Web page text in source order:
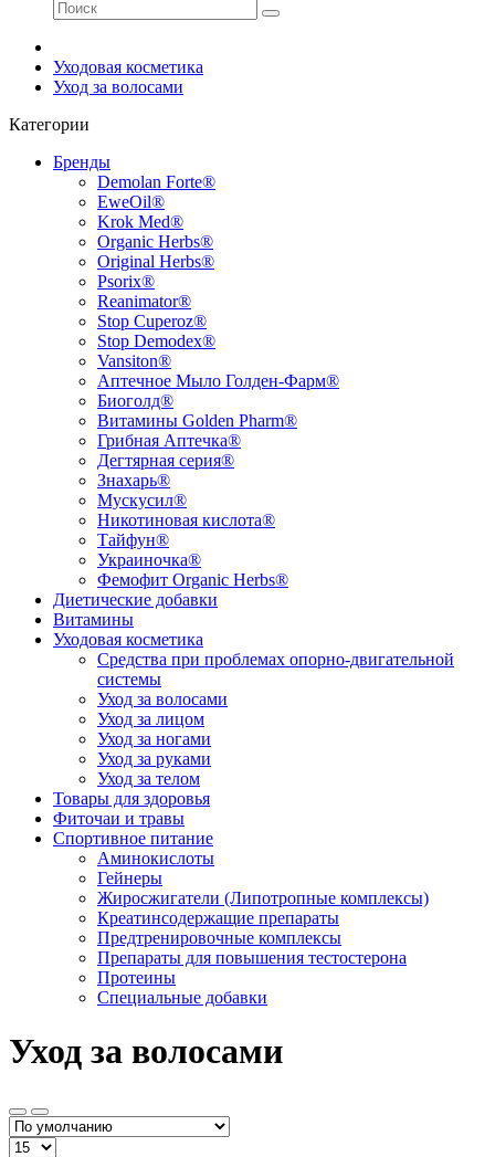
Уходовая косметика
Уход за волосами
Категории
Бренды
Demolan Forte®
EweOil®
Krok Med®
Organic Herbs®
Original Herbs®
Psorix®
Reanimator®
Stop Cuperoz®
Stop Demodex®
Vansiton®
Аптечное Мыло Голден-Фарм®
Биоголд®
Витамины Golden Pharm®
Грибная Аптечка®
Дегтярная серия®
Знахарь®
Мускусил®
Никотиновая кислота®
Тайфун®
Украиночка®
Фемофит Organic Herbs®
Диетические добавки
Витамины
Уходовая косметика
Средства при проблемах опорно-двигательной
системы
Уход за волосами
Уход за лицом
Уход за ногами
Уход за руками
Уход за телом
Товары для здоровья
Фиточаи и травы
Спортивное питание
Аминокислоты
Гейнеры
Жиросжигатели (Липотропные комплексы)
Креатинсодержащие препараты
Предтренировочные комплексы
Препараты для повышения тестостерона
Протеины
Специальные добавки
Уход за волосами